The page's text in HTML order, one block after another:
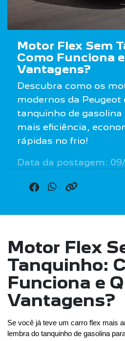
Motor Flex Sem
Como Funciona
Vantagens?
Descubra como os
modernos da Peugeot
tanquinho de gasolina
mais eficiência,
rápidas no frio!
Data da postagem:
Motor Flex
Tanquinho:
Funciona e
Vantagens?
Se você já teve um carro flex mais
lembra do tanquinho de gasolina